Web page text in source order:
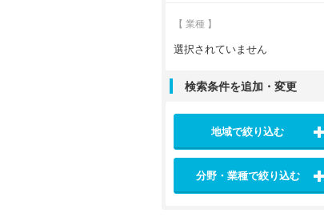
【 業種 】
選択されていません
検索条件を追加・変更
地域で絞り込む
分野・業種で絞り込む